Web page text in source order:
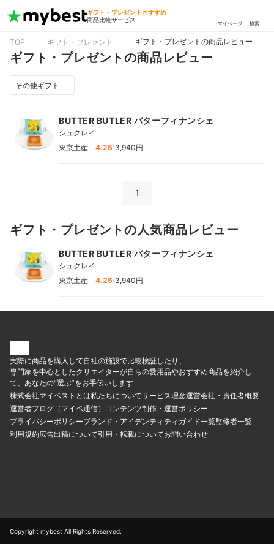
ギフト・プレゼントおすすめ
商品比較サービス
マイページ 検索
TOP ギフト・プレゼント ギフト・プレゼントの商品レビュー
ギフト・プレゼントの商品レビュー
その他ギフト
BUTTER BUTLER バターフィナンシェ
シュクレイ
東京土産
4.25 3,940円
1
ギフト・プレゼントの人気商品レビュー
BUTTER BUTLER バターフィナンシェ
シュクレイ
東京土産
4.25 3,940円
実際に商品を購入して自社の施設で比較検証したり、
専門家を中心としたクリエイターが自らの愛用品やおすすめ商品を紹介し
て、あなたの“選ぶ”をお手伝いします
株式会社マイベストとは私たちについてサービス理念運営会社・責任者概要
運営者ブログ（マイベ通信） コンテンツ制作・運営ポリシー
プライバシーポリシーブランド・アイデンティティ ガイド一覧監修者一覧
利用規約広告出稿について引用・転載についてお問い合わせ
Copyright mybest All Rights Reserved.